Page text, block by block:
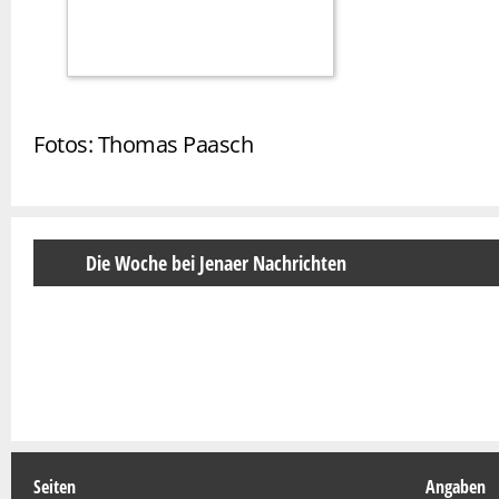
Fotos: Thomas Paasch
Die Woche bei Jenaer Nachrichten
Seiten Angaben